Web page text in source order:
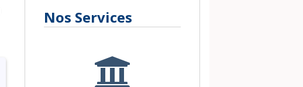
Nos Services